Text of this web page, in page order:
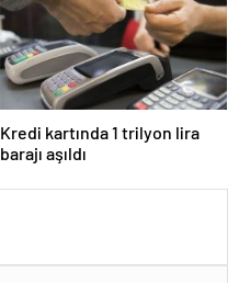
Kredi kartında 1 trilyon lira
barajı aşıldı